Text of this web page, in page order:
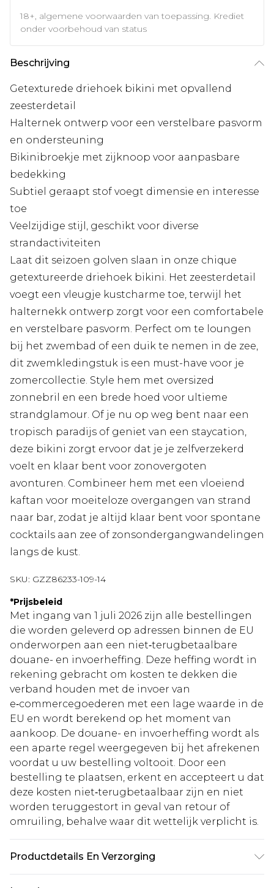
18+, algemene voorwaarden van toepassing. Krediet
onder voorbehoud van status
Beschrijving
Getexturede driehoek bikini met opvallend
zeesterdetail
Halternek ontwerp voor een verstelbare pasvorm
en ondersteuning
Bikinibroekje met zijknoop voor aanpasbare
bedekking
Subtiel geraapt stof voegt dimensie en interesse
toe
Veelzijdige stijl, geschikt voor diverse
strandactiviteiten
Laat dit seizoen golven slaan in onze chique
getextureerde driehoek bikini. Het zeesterdetail
voegt een vleugje kustcharme toe, terwijl het
halternekk ontwerp zorgt voor een comfortabele
en verstelbare pasvorm. Perfect om te loungen
bij het zwembad of een duik te nemen in de zee,
dit zwemkledingstuk is een must-have voor je
zomercollectie. Style hem met oversized
zonnebril en een brede hoed voor ultieme
strandglamour. Of je nu op weg bent naar een
tropisch paradijs of geniet van een staycation,
deze bikini zorgt ervoor dat je je zelfverzekerd
voelt en klaar bent voor zonovergoten
avonturen. Combineer hem met een vloeiend
kaftan voor moeiteloze overgangen van strand
naar bar, zodat je altijd klaar bent voor spontane
cocktails aan zee of zonsondergangwandelingen
langs de kust.
SKU: GZZ86233-109-14
*Prijsbeleid
Met ingang van 1 juli 2026 zijn alle bestellingen
die worden geleverd op adressen binnen de EU
onderworpen aan een niet‑terugbetaalbare
douane- en invoerheffing. Deze heffing wordt in
rekening gebracht om kosten te dekken die
verband houden met de invoer van
e‑commercegoederen met een lage waarde in de
EU en wordt berekend op het moment van
aankoop. De douane- en invoerheffing wordt als
een aparte regel weergegeven bij het afrekenen
voordat u uw bestelling voltooit. Door een
bestelling te plaatsen, erkent en accepteert u dat
deze kosten niet‑terugbetaalbaar zijn en niet
worden teruggestort in geval van retour of
omruiling, behalve waar dit wettelijk verplicht is.
Productdetails En Verzorging